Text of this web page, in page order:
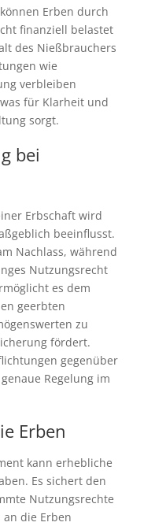
Erben durch
finanziell belastet
des Nießbrauchers
wie
verbleiben
für Klarheit und
sorgt.
bei
Erbschaft wird
beeinflusst.
Nachlass, während
Nutzungsrecht
es dem
geerbten
zu
fördert.
gegenüber
Regelung im
Erben
kann erhebliche
Es sichert den
Nutzungsrechte
die Erben